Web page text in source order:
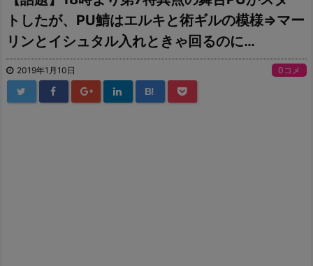
トしたが、PU鯖はエルキと術ギルの模様⇒マー
リンとイシュタル入れときゃ回るのに…
2019年1月10日 0コメ
B!